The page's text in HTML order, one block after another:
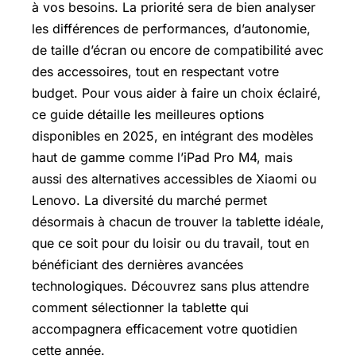
à vos besoins. La priorité sera de bien analyser
les différences de performances, d’autonomie,
de taille d’écran ou encore de compatibilité avec
des accessoires, tout en respectant votre
budget. Pour vous aider à faire un choix éclairé,
ce guide détaille les meilleures options
disponibles en 2025, en intégrant des modèles
haut de gamme comme l’iPad Pro M4, mais
aussi des alternatives accessibles de Xiaomi ou
Lenovo. La diversité du marché permet
désormais à chacun de trouver la tablette idéale,
que ce soit pour du loisir ou du travail, tout en
bénéficiant des dernières avancées
technologiques. Découvrez sans plus attendre
comment sélectionner la tablette qui
accompagnera efficacement votre quotidien
cette année.